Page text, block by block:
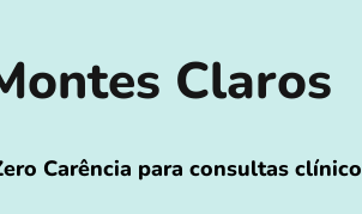
Claros
Carência para consultas clínico